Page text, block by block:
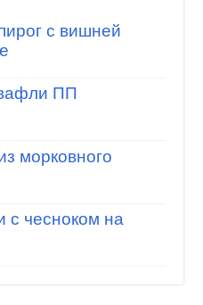
с вишней
ПП
морковного
с чесноком на